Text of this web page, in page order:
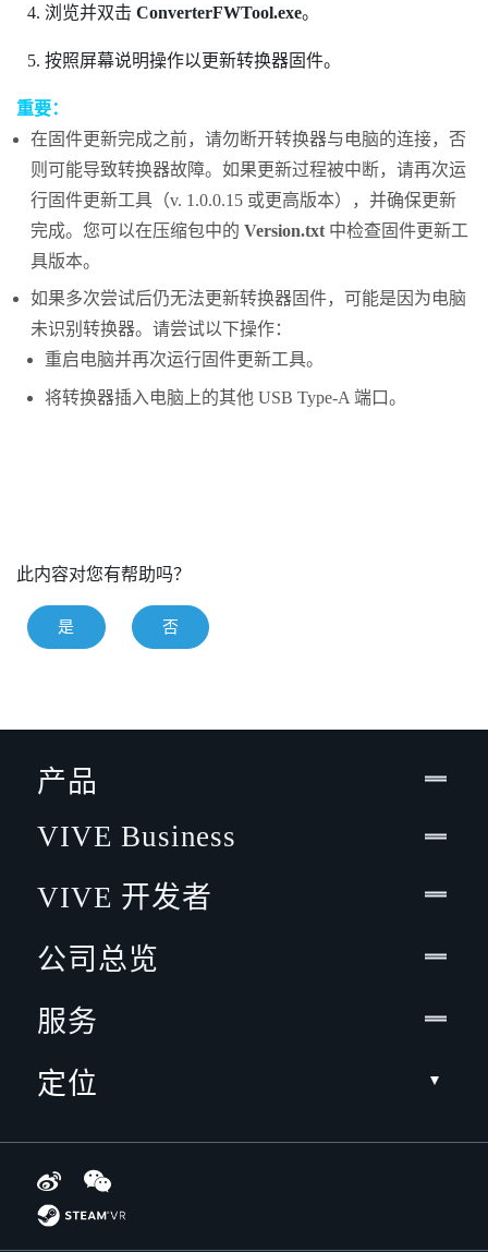
浏览并双击 ConverterFWTool.exe。
按照屏幕说明操作以更新转换器固件。
重要：
在固件更新完成之前，请勿断开转换器与电脑的连接，否
则可能导致转换器故障。如果更新过程被中断，请再次运
行固件更新工具（v. 1.0.0.15 或更高版本），并确保更新
完成。您可以在压缩包中的 Version.txt中检查固件更新工
具版本。
如果多次尝试后仍无法更新转换器固件，可能是因为电脑
未识别转换器。请尝试以下操作：
重启电脑并再次运行固件更新工具。
将转换器插入电脑上的其他 USB Type-A 端口。
此内容对您有帮助吗？
是 否
产品
VIVE Business
VIVE 开发者
公司总览
服务
定位